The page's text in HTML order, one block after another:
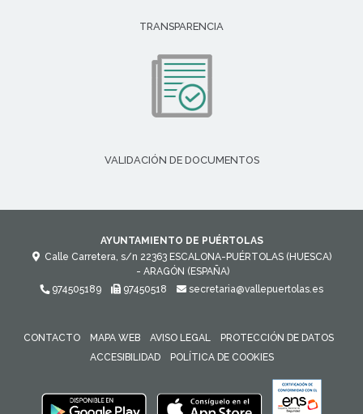
TRANSPARENCIA
VALIDACIÓN DE DOCUMENTOS
AYUNTAMIENTO DE PUÉRTOLAS
Calle Carretera, s/n 22363 ESCALONA-PUÉRTOLAS (HUESCA)
- ARAGÓN (ESPAÑA)
974505189
97450518 secretaria@vallepuertolas.es
CONTACTO MAPA WEB AVISO LEGAL
PROTECCIÓN DE DATOS
ACCESIBILIDAD
POLÍTICA DE COOKIES